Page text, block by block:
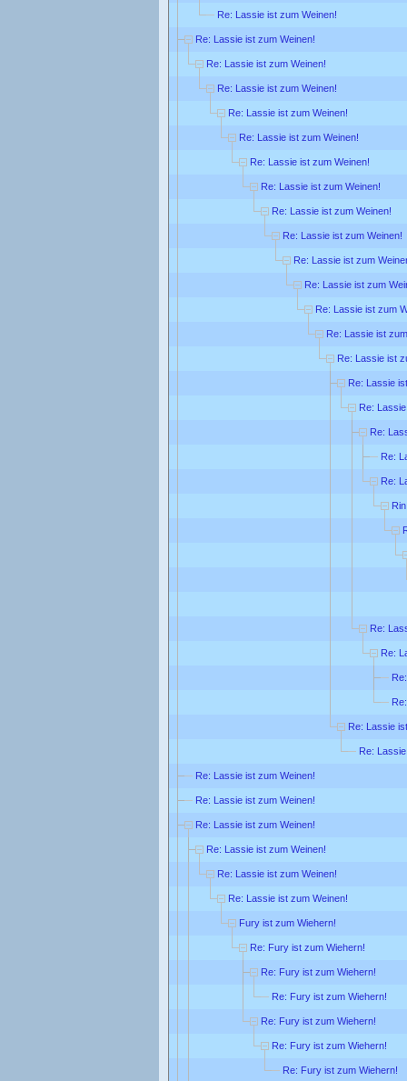
Re: Lassie ist zum Weinen!
Re: Lassie ist zum Weinen!
Re: Lassie ist zum Weinen!
Re: Lassie ist zum Weinen!
Re: Lassie ist zum Weinen!
Re: Lassie ist zum Weinen!
Re: Lassie ist zum Weinen!
Re: Lassie ist zum Weinen!
Re: Lassie ist zum Weinen!
Re: Lassie ist zum Weinen!
Re: Lassie ist zum
Re: Lassie ist zum
Re: Lassie ist zum
Re: Lassie ist
Re: Lassie ist
Re: Lassie
Re:
Re:
Re:
Re:
Re:
Re:
Re: Lassie
Re:
Re: Lassie ist zum Weinen!
Re: Lassie ist zum Weinen!
Re: Lassie ist zum Weinen!
Re: Lassie ist zum Weinen!
Re: Lassie ist zum Weinen!
Re: Lassie ist zum Weinen!
Fury ist zum Wiehern!
Re: Fury ist zum Wiehern!
Re: Fury ist zum Wiehern!
Re: Fury ist zum Wiehern!
Re: Fury ist zum Wiehern!
Re: Fury ist zum Wiehern!
Re: Fury ist zum Wiehern!